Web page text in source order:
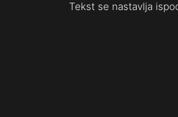
Tekst se nastavlja